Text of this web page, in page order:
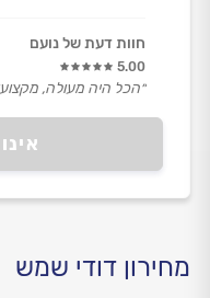
חוות דעת של נועם
5.00
״הכל היה מעולה, מקצוען
מחירון דודי שמש